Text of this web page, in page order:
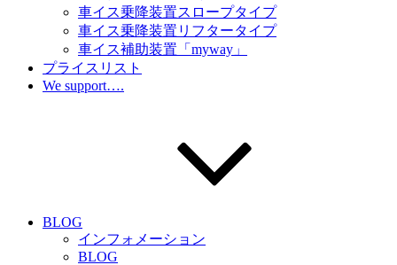
車イス乗降装置スロープタイプ
車イス乗降装置リフタータイプ
車イス補助装置「myway」
プライスリスト
We support….
BLOG
インフォメーション
BLOG